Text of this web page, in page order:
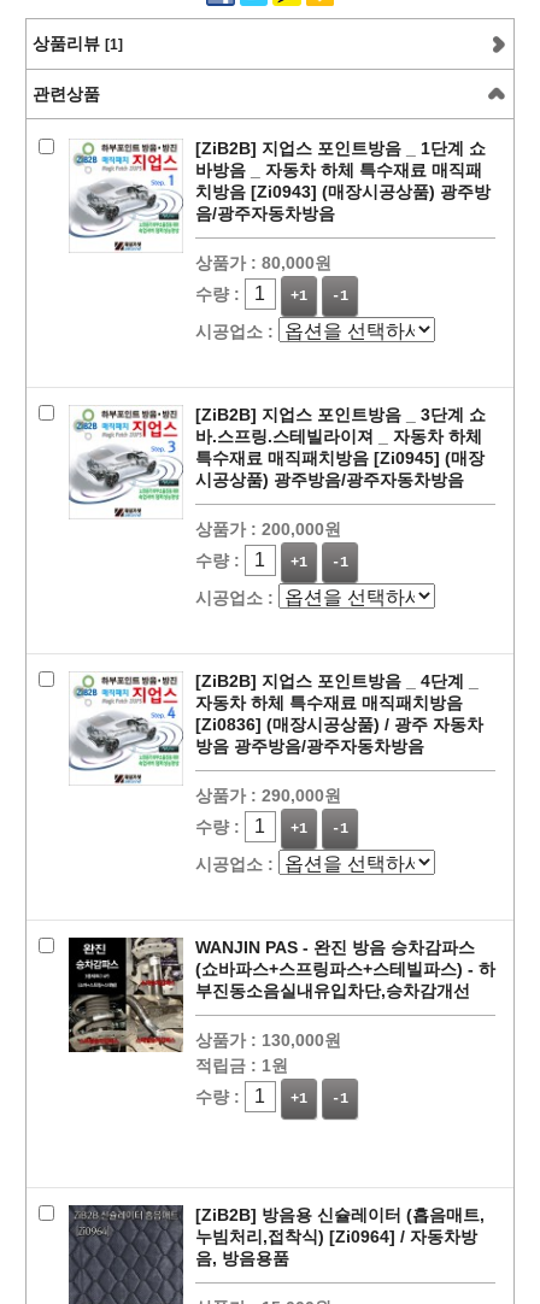
상품리뷰 [1]
관련상품
[ZiB2B] 지업스 포인트방음 _ 1단계 쇼
바방음 _ 자동차 하체 특수재료 매직패
치방음 [Zi0943] (매장시공상품) 광주방
음/광주자동차방음
상품가 : 80,000원
수량 :
+1 -1
시공업소 :
[ZiB2B] 지업스 포인트방음 _ 3단계 쇼
바.스프링.스테빌라이져 _ 자동차 하체
특수재료 매직패치방음 [Zi0945] (매장
시공상품) 광주방음/광주자동차방음
상품가 : 200,000원
수량 :
+1 -1
시공업소 :
[ZiB2B] 지업스 포인트방음 _ 4단계 _
자동차 하체 특수재료 매직패치방음
[Zi0836] (매장시공상품) / 광주 자동차
방음 광주방음/광주자동차방음
상품가 : 290,000원
수량 :
+1 -1
시공업소 :
WANJIN PAS - 완진 방음 승차감파스
(쇼바파스+스프링파스+스테빌파스) - 하
부진동소음실내유입차단,승차감개선
상품가 : 130,000원
적립금 : 1원
수량 :
+1 -1
[ZiB2B] 방음용 신슐레이터 (흡음매트,
누빔처리,접착식) [Zi0964] / 자동차방
음, 방음용품